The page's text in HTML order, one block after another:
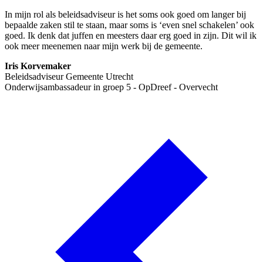
In mijn rol als beleidsadviseur is het soms ook goed om langer bij
bepaalde zaken stil te staan, maar soms is ‘even snel schakelen’ ook
goed. Ik denk dat juffen en meesters daar erg goed in zijn. Dit wil ik
ook meer meenemen naar mijn werk bij de gemeente.
Iris Korvemaker
Beleidsadviseur Gemeente Utrecht
Onderwijsambassadeur in groep 5 - OpDreef - Overvecht